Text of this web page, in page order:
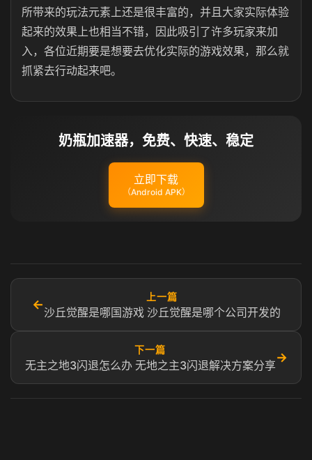
所带来的玩法元素上还是很丰富的，并且大家实际体验
起来的效果上也相当不错，因此吸引了许多玩家来加
入，各位近期要是想要去优化实际的游戏效果，那么就
抓紧去行动起来吧。
奶瓶加速器，免费、快速、稳定
立即下载
（Android APK）
←
上一篇
沙丘觉醒是哪国游戏 沙丘觉醒是哪个公司开发的
下一篇
无主之地3闪退怎么办 无地之主3闪退解决方案分享
→